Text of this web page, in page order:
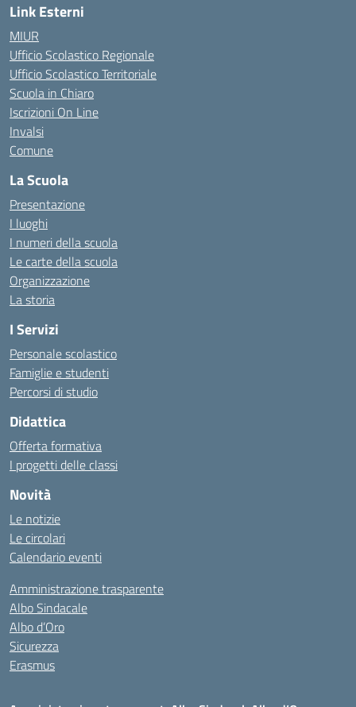
Link Esterni
MIUR
Ufficio Scolastico Regionale
Ufficio Scolastico Territoriale
Scuola in Chiaro
Iscrizioni On Line
Invalsi
Comune
La Scuola
Presentazione
I luoghi
I numeri della scuola
Le carte della scuola
Organizzazione
La storia
I Servizi
Personale scolastico
Famiglie e studenti
Percorsi di studio
Didattica
Offerta formativa
I progetti delle classi
Novità
Le notizie
Le circolari
Calendario eventi
Amministrazione trasparente
Albo Sindacale
Albo d’Oro
Sicurezza
Erasmus